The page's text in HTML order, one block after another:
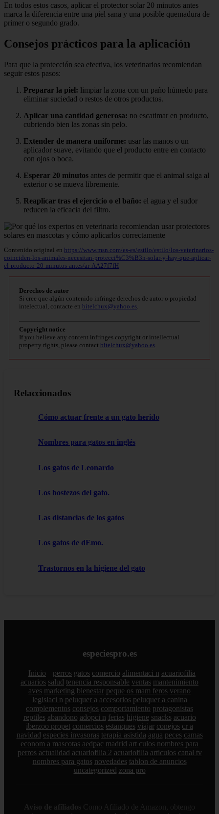
En todos estos casos, aplicar el protector solar 20 minutos antes
marca la diferencia entre una piel sana y una posible quemadura de
primer o segundo grado.
Consejos prácticos para la aplicación
Para que la protección sea efectiva, los veterinarios recomiendan
seguir estos pasos:
Preparar la piel: limpiar la zona con un paño húmedo para
eliminar suciedad o restos de otros productos.
Aplicar una cantidad generosa: no escatimar en producto,
cubriendo bien las zonas sin pelo.
Extender de manera uniforme: usar las manos o un
aplicador suave, evitando que el producto entre en contacto
con ojos o boca.
Esperar 20 minutos antes de permitir que el animal salga al
exterior o se mueva libremente.
Reaplicar tras el ejercicio o el baño: el agua y el sudor
reducen la eficacia del filtro.
Contenido original en https://www.msn.com/es-es/estilo/estilo/los-veterinarios-
coinciden-los-animales-necesitan-protecci%C3%B3n-solar-y-hay-que-aplicar-
el-producto-20-minutos-antes/ar-AA27f7fH
Derechos de autor
Si cree que algún contenido infringe derechos de autor o propiedad
intelectual, contacte en bitelchux@yahoo.es
Copyright notice
If you believe any content infringes copyright or intellectual
property rights, please contact bitelchux@yahoo.es
Relaccionados
Cómo actuar frente a un gato herido
Nombres para gatos en inglés
Los gatos de Leonardo
Los bostezos del gato.
Las distancias de los gatos
Los gatos de dEmo.
Trastornos en la higiene del gato
especiespro.es
Inicio perros gatos comercio alimentaci n acuariofilia
acuarios salud tenencia responsable ventas mantenimiento
aves marketing bienestar peque os mam feros verano
legislaci n peluquer a accesorios peluquer a canina
complementos consejos comportamiento protagonistas
reptiles abandono adopci n ferias higiene snacks acuario
iberzoo propet comercios estanques viajar conejos cr a
navidad especies invasoras terapia asistida agua peces camas
econom a mascotas aedpac madrid art culos nombres para
perros actualidad acuariofilia 2 acuariofilia articulos canal tv
nombres para gatos novedades tablon de anuncios
uncategorized zona pro
Aviso de afiliados Como Afiliado de Amazon, obtengo